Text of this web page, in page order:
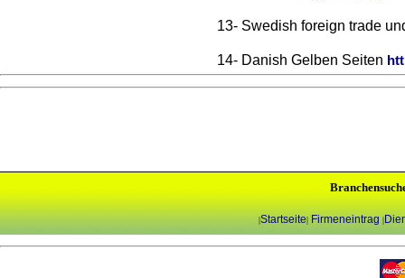
13- Swedish foreign trade
14- Danish Gelben Seiten
|Startseite| Firmeneintrag |